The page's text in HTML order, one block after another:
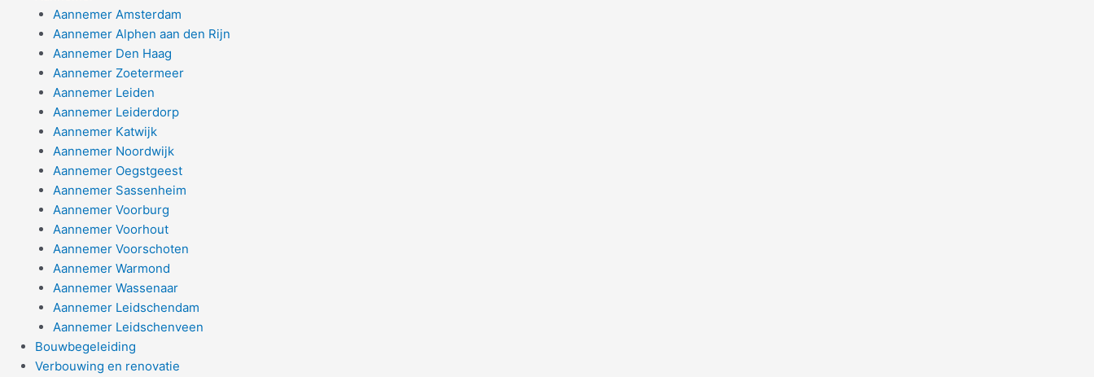
Aannemer Amsterdam
Aannemer Alphen aan den Rijn
Aannemer Den Haag
Aannemer Zoetermeer
Aannemer Leiden
Aannemer Leiderdorp
Aannemer Katwijk
Aannemer Noordwijk
Aannemer Oegstgeest
Aannemer Sassenheim
Aannemer Voorburg
Aannemer Voorhout
Aannemer Voorschoten
Aannemer Warmond
Aannemer Wassenaar
Aannemer Leidschendam
Aannemer Leidschenveen
Bouwbegeleiding
Verbouwing en renovatie